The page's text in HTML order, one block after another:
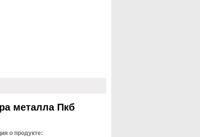
металла Пкб
о продукте: